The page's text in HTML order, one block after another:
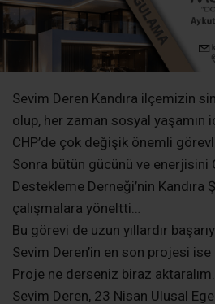
Sevim Deren’in en son projesi
Proje ne derseniz biraz aktaralım…
Sevim Deren, 23 Nisan Ulusal
Bayramı anısına Kandıra
öğrencilerini İstanbul’a
Tam 150 ilköğretim öğrencisi ilk
tarihi mekânları gezecek ve
gün geçirecek…
Biz de Sevim Deren’i bu proje
Hayatlarına ilk kez İstanbul’u
ilköğretiminde okuyan köylerdeki
hayatlarında çok önemli bir anı
geziyi…
Hele hele bir de tarihi yerlerimizi